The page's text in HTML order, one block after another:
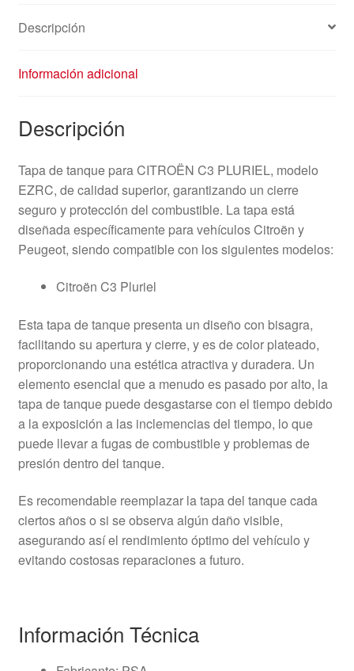
Descripción
Información adicional
Descripción
Tapa de tanque para CITROËN C3 PLURIEL, modelo
EZRC, de calidad superior, garantizando un cierre
seguro y protección del combustible. La tapa está
diseñada específicamente para vehículos Citroën y
Peugeot, siendo compatible con los siguientes modelos:
Citroën C3 Pluriel
Esta tapa de tanque presenta un diseño con bisagra,
facilitando su apertura y cierre, y es de color plateado,
proporcionando una estética atractiva y duradera. Un
elemento esencial que a menudo es pasado por alto, la
tapa de tanque puede desgastarse con el tiempo debido
a la exposición a las inclemencias del tiempo, lo que
puede llevar a fugas de combustible y problemas de
presión dentro del tanque.
Es recomendable reemplazar la tapa del tanque cada
ciertos años o si se observa algún daño visible,
asegurando así el rendimiento óptimo del vehículo y
evitando costosas reparaciones a futuro.
Información Técnica